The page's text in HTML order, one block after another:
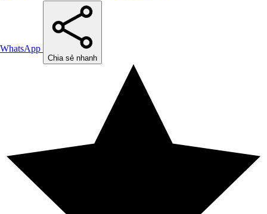
WhatsApp
Chia sẻ nhanh